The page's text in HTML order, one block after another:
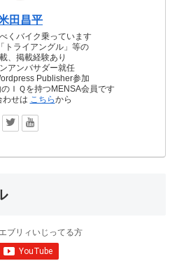
田昌平
くバイク乗っています
トライアングル」等の
、掲載経験あり
アンバサダー就任
Publisher参加
ＩＱを持つMENSA会員です
わせは こちらから